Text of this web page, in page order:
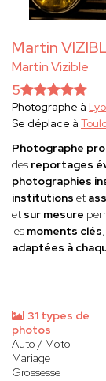
Martin
Martin Vizible
5
Photographe à
Se déplace à
Photographe
des reportages
photographies
institutions et
et sur mesure
les moments clés
adaptées à
31 types de
photos
Auto / Moto
Mariage
Grossesse